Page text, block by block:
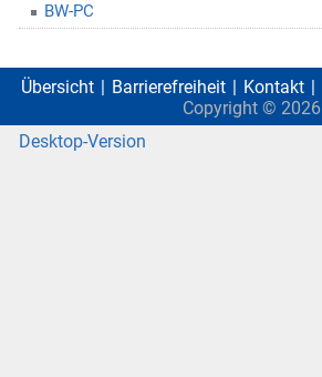
BW-PC
Übersicht Barrierefreiheit Kontakt
Copyright © 2026
Desktop-Version